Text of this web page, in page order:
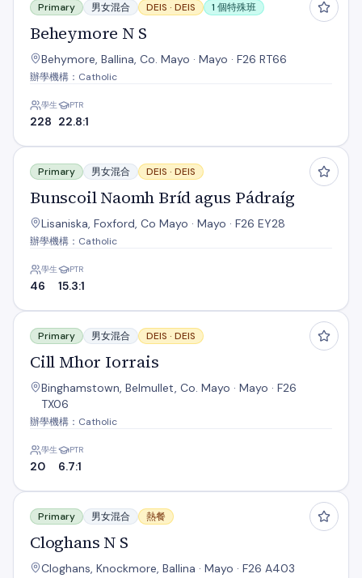
Primary 男女混合 DEIS · DEIS 1 個特殊班
Beheymore N S
Behymore, Ballina, Co. Mayo · Mayo · F26 RT66
辦學機構：Catholic
學生
228
PTR
22.8:1
Bunscoil Naomh Bríd agus Pádraíg
Primary 男女混合 DEIS · DEIS
Bunscoil Naomh Bríd agus Pádraíg
Lisaniska, Foxford, Co Mayo · Mayo · F26 EY28
辦學機構：Catholic
學生
46
PTR
15.3:1
Cill Mhor Iorrais
Primary 男女混合 DEIS · DEIS
Cill Mhor Iorrais
Binghamstown, Belmullet, Co. Mayo · Mayo · F26
TX06
辦學機構：Catholic
學生
20
PTR
6.7:1
Cloghans N S
Primary 男女混合 熱餐
Cloghans N S
Cloghans, Knockmore, Ballina · Mayo · F26 A403